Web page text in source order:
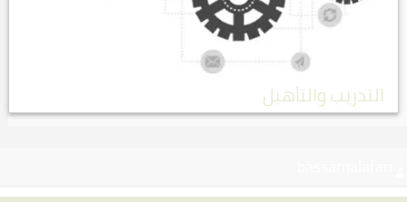
التدريب والتأهيل